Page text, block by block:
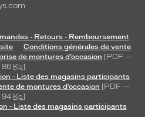
- Retours - Remboursement
Conditions générales de vente
de montures d’occasion [PDF —
86 Ko]
- Liste des magasins participants
de montures d’occasion [PDF —
94 Ko]
- Liste des magasins participants